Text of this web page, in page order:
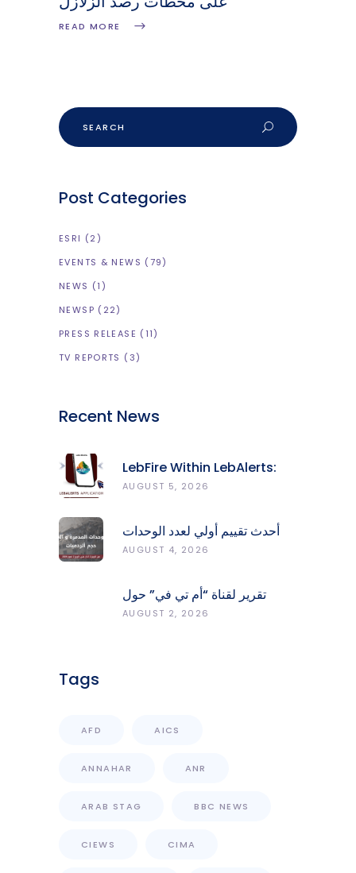
READ MORE
Post Categories
ESRI (2)
EVENTS & NEWS (79)
NEWS (1)
NEWSP (22)
PRESS RELEASE (11)
TV REPORTS (3)
Recent News
LebFire Within LebAlerts:
Report Fires, Monitor Risk,
AUGUST 5, 2026
أحدث تقييم أولي لعدد الوحدات
المدمّرة والمتضرّرة وحجم
AUGUST 4, 2026
تقرير لقناة “أم تي في” حول
انعكاسات التفجيرات في جنوب
AUGUST 2, 2026
Tags
AFD AICS
ANNAHAR ANR
ARAB STAG BBC NEWS
CIEWS CIMA